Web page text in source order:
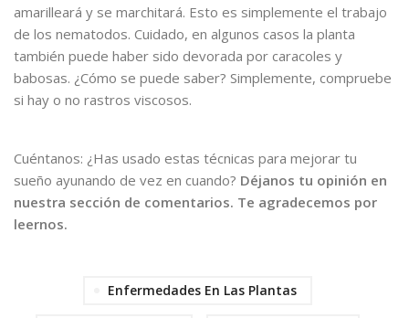
amarilleará y se marchitará. Esto es simplemente el trabajo
de los nematodos. Cuidado, en algunos casos la planta
también puede haber sido devorada por caracoles y
babosas. ¿Cómo se puede saber? Simplemente, compruebe
si hay o no rastros viscosos.
Cuéntanos: ¿Has usado estas técnicas para mejorar tu
sueño ayunando de vez en cuando? Déjanos tu opinión en
nuestra sección de comentarios. Te agradecemos por
leernos.
Enfermedades En Las Plantas